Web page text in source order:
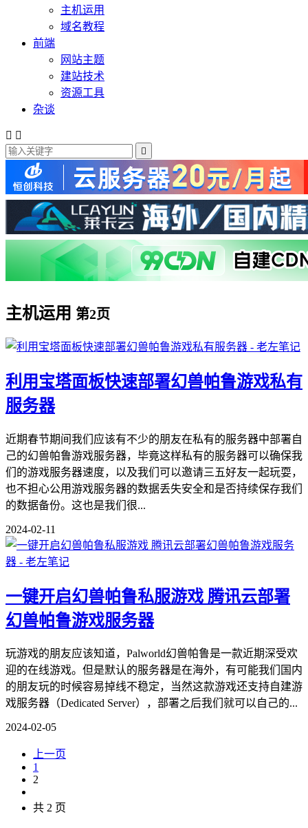
主机运用
域名教程
前端
网站主题
建站技术
资源工具
杂谈
 

主机运用 第2页
利用宝塔面板快速部署幻兽帕鲁游戏私有
服务器
近期春节期间我们应该有不少的朋友在私有的服务器中部署自
己的幻兽帕鲁游戏服务器，毕竟这样私有的服务器可以确保我
们的游戏服务器速度，以及我们可以邀请三五好友一起玩耍，
也不担心公用游戏服务器的数据丢失安全和是否持续保存我们
的数据备份。这也是我们很...
2024-02-11
一键开启幻兽帕鲁私服游戏 腾讯云部署
幻兽帕鲁游戏服务器
玩游戏的朋友应该知道，Palworld幻兽帕鲁是一款近期深受欢
迎的在线游戏。但是默认的服务器是在海外，有可能我们国内
的朋友玩的时候容易掉线不稳定，当然这款游戏还支持自建游
戏服务器（Dedicated Server），部署之后我们就可以自己的...
2024-02-05
上一页
1
2
共 2 页